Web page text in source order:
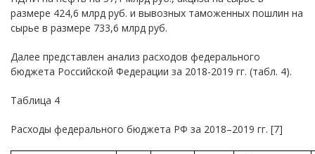
размере 424,6 млрд руб. и вывозных таможенных пошлин на
сырье в размере 733,6 млрд руб.
Далее представлен анализ расходов федерального
бюджета Российской Федерации за 2018-2019 гг. (табл. 4).
Таблица 4
Расходы федерального бюджета РФ за 2018–2019 гг. [7]